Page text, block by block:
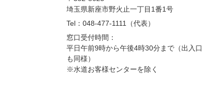
埼玉県新座市野火止一丁目1番1号
Tel：048-477-1111（代表）
窓口受付時間：
平日午前9時から午後4時30分まで（出入口
も同様）
※水道お客様センターを除く